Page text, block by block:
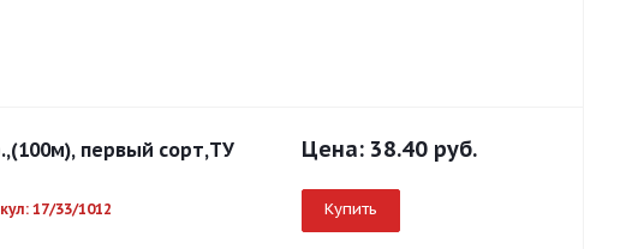
первый сорт,ТУ
17/33/1012
Цена: 38.40 руб.
Купить